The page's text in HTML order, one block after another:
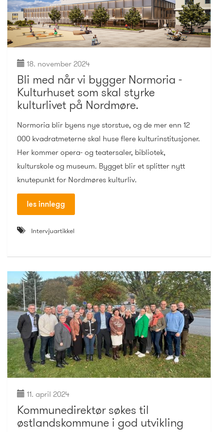
18. november 2024
Bli med når vi bygger Normoria -
Kulturhuset som skal styrke
kulturlivet på Nordmøre.
Normoria blir byens nye storstue, og de mer enn 12
000 kvadratmeterne skal huse flere kulturinstitusjoner.
Her kommer opera- og teatersaler, bibliotek,
kulturskole og museum. Bygget blir et splitter nytt
knutepunkt for Nordmøres kulturliv.
les innlegg
Intervjuartikkel
11. april 2024
Kommunedirektør søkes til
østlandskommune i god utvikling